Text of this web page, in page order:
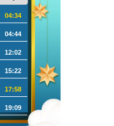
04:34
04:44
12:02
15:22
17:58
19:09